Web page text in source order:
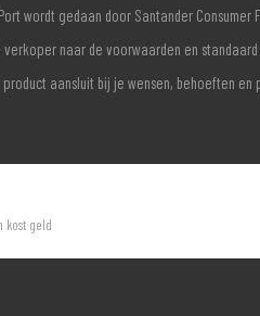
wordt gedaan door Santander
naar de voorwaarden en
aansluit bij je wensen, behoeften en
kost geld